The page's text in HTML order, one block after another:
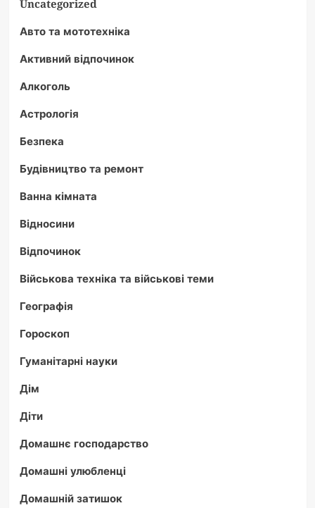
Uncategorized
Авто та мототехніка
Активний відпочинок
Алкоголь
Астрологія
Безпека
Будівництво та ремонт
Ванна кімната
Відносини
Відпочинок
Військова техніка та військові теми
Географія
Гороскоп
Гуманітарні науки
Дім
Діти
Домашнє господарство
Домашні улюбленці
Домашній затишок